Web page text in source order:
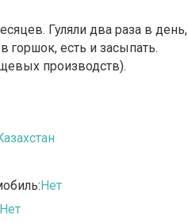
Гуляли два раза в день,
горшок, есть и засыпать.
производств).
Нет
Нет